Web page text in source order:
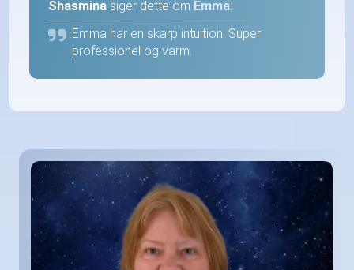
Shasmina siger dette om Emma:
Emma har en skarp intuition. Super
professionel og varm.